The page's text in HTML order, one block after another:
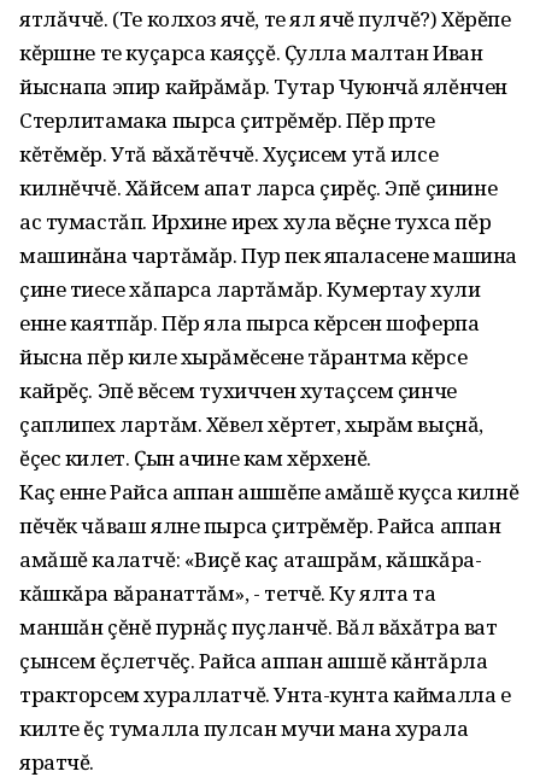
ятлăччĕ. (Те колхоз ячĕ, те ял ячĕ пулчĕ?) Хĕрĕпе
кĕрӱшне те куçарса каяççĕ. Ҫулла малтан Иван
йыснапа эпир кайрăмăр. Тутар Чуюнчă ялĕнчен
Стерлитамака пырса çитрĕмĕр. Пĕр пӱрте
кĕтĕмĕр. Утă вăхăтĕччĕ. Хуçисем утă илсе
килнĕччĕ. Хăйсем апат ларса çирĕç. Эпĕ çинине
ас тумастăп. Ирхине ирех хула вĕçне тухса пĕр
машинăна чартăмăр. Пур пек япаласене машина
çине тиесе хăпарса лартăмăр. Кумертау хули
енне каятпăр. Пĕр яла пырса кĕрсен шоферпа
йысна пĕр киле хырăмĕсене тăрантма кĕрсе
кайрĕç. Эпĕ вĕсем тухиччен хутаçсем çинче
çаплипех лартăм. Хĕвел хĕртет, хырăм выçнă,
ĕçес килет. Ҫын ачине кам хĕрхенĕ.
Каç енне Райса аппан ашшĕпе амăшĕ куçса килнĕ
пĕчĕк чăваш ялне пырса çитрĕмĕр. Райса аппан
амăшĕ калатчĕ: «Виçĕ каç аташрăм, кăшкăра-
кăшкăра вăранаттăм», - тетчĕ. Ку ялта та
маншăн çĕнĕ пурнăç пуçланчĕ. Вăл вăхăтра ват
çынсем ĕçлетчĕç. Райса аппан ашшĕ кăнтăрла
тракторсем хураллатчĕ. Унта-кунта каймалла е
килте ĕç тумалла пулсан мучи мана хурала
яратчĕ.